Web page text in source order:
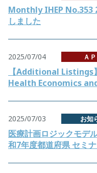
Monthly IHEP No.353
しました
2025/07/04 Ａ
【Additional
Health Economics
2025/07/03 お知
医療計画ロジックモデ
和7年度都道府県 セミ